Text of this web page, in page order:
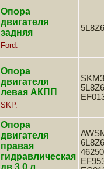
Опора
двигателя
задняя
Ford.
Опора
двигателя
левая АКПП
SKP.
Опора
двигателя
правая
гидравлическая
дв.3,0 л.